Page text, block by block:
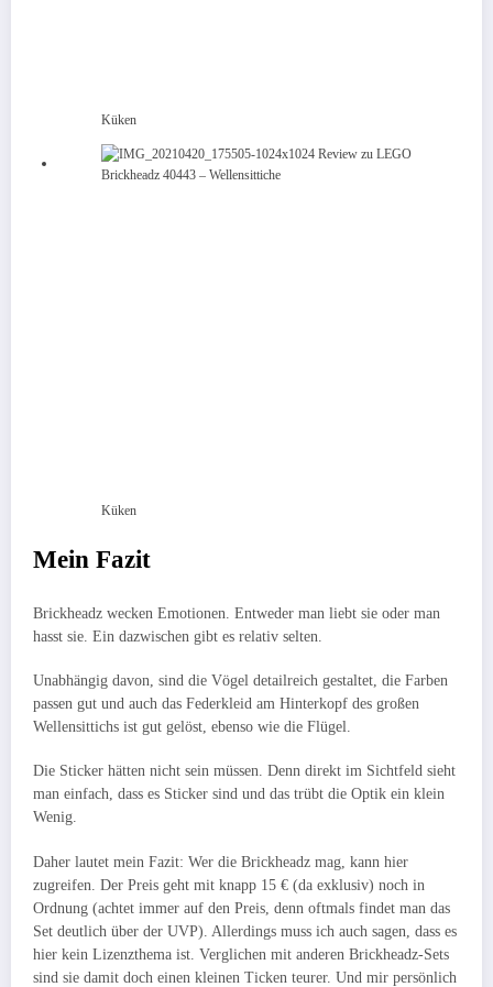
Küken
Küken
Mein Fazit
Brickheadz wecken Emotionen. Entweder man liebt sie oder man
hasst sie. Ein dazwischen gibt es relativ selten.
Unabhängig davon, sind die Vögel detailreich gestaltet, die Farben
passen gut und auch das Federkleid am Hinterkopf des großen
Wellensittichs ist gut gelöst, ebenso wie die Flügel.
Die Sticker hätten nicht sein müssen. Denn direkt im Sichtfeld sieht
man einfach, dass es Sticker sind und das trübt die Optik ein klein
Wenig.
Daher lautet mein Fazit: Wer die Brickheadz mag, kann hier
zugreifen. Der Preis geht mit knapp 15 € (da exklusiv) noch in
Ordnung (achtet immer auf den Preis, denn oftmals findet man das
Set deutlich über der UVP). Allerdings muss ich auch sagen, dass es
hier kein Lizenzthema ist. Verglichen mit anderen Brickheadz-Sets
sind sie damit doch einen kleinen Ticken teurer. Und mir persönlich